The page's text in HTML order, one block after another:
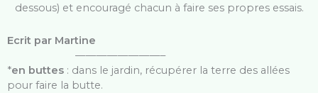
dessous) et encouragé chacun à faire ses propres essais.
Ecrit par Martine
————————–
*en buttes : dans le jardin, récupérer la terre des allées
pour faire la butte.